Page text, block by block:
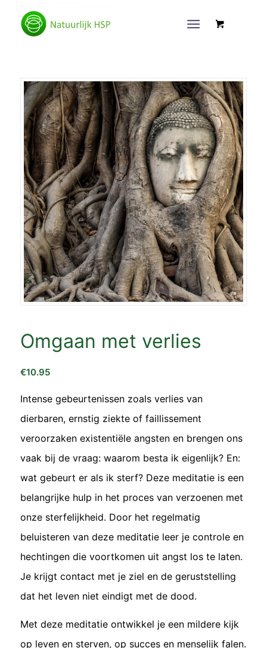
Omgaan met verlies
€10.95
Intense gebeurtenissen zoals verlies van
dierbaren, ernstig ziekte of faillissement
veroorzaken existentiële angsten en brengen ons
vaak bij de vraag: waarom besta ik eigenlijk? En:
wat gebeurt er als ik sterf? Deze meditatie is een
belangrijke hulp in het proces van verzoenen met
onze sterfelijkheid. Door het regelmatig
beluisteren van deze meditatie leer je controle en
hechtingen die voortkomen uit angst los te laten.
Je krijgt contact met je ziel en de geruststelling
dat het leven niet eindigt met de dood.
Met deze meditatie ontwikkel je een mildere kijk
op leven en sterven, op succes en menselijk falen.